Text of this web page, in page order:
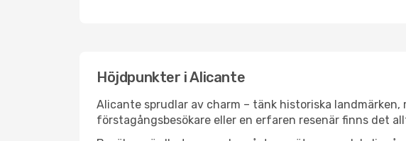
Höjdpunkter i Alicante
Alicante sprudlar av charm – tänk historiska
förstagångsbesökare eller en erfaren resenär finns det